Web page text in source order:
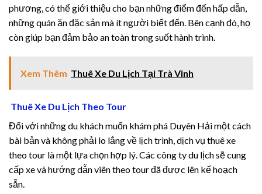
panel
panel
panel
panel
panel
phương, có thể giới thiệu cho bạn những điểm đến hấp dẫn,
những quán ăn đặc sản mà ít người biết đến. Bên cạnh đó, họ
còn giúp bạn đảm bảo an toàn trong suốt hành trình.
Xem Thêm Thuê Xe Du Lịch Tại Trà Vinh
Thuê Xe Du Lịch Theo Tour
Đối với những du khách muốn khám phá Duyên Hải một cách
bài bản và không phải lo lắng về lịch trình, dịch vụ thuê xe
theo tour là một lựa chọn hợp lý. Các công ty du lịch sẽ cung
cấp xe và hướng dẫn viên theo tour đã được lên kế hoạch
sẵn.